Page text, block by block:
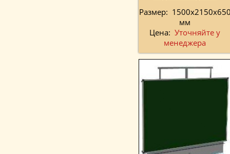
Размер:
мм
Цена: Уточняйте у
менеджера